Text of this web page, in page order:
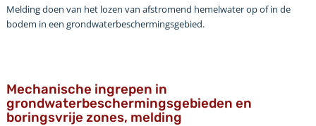
Melding doen van het lozen van afstromend hemelwater op of in de
bodem in een grondwaterbeschermingsgebied.
Mechanische ingrepen in
grondwaterbeschermingsgebieden en
boringsvrije zones, melding